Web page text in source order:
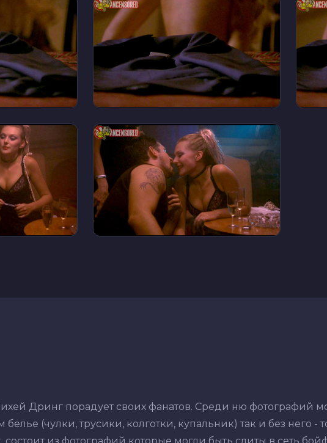
Дринг порадует своих фанатов. Среди ню фотографий
(чулки, трусики, колготки, купальник) так и без него -